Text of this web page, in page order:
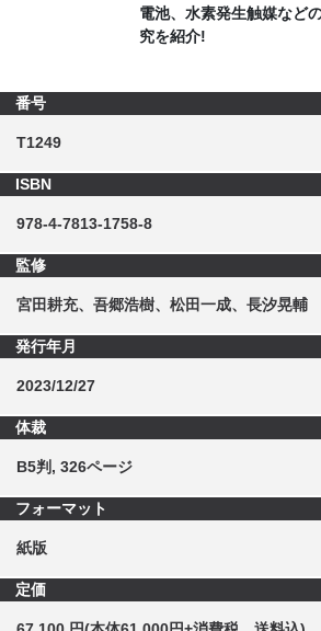
電池、水素発生触媒など
究を紹介!
番号
T1249
ISBN
978-4-7813-1758-8
監修
宮田耕充、吾郷浩樹、松田一成、長汐晃輔
発行年月
2023/12/27
体裁
B5判, 326ページ
フォーマット
紙版
定価